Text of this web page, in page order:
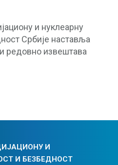
и нуклеарну
Србије наставља
редовно извештава
И
И БЕЗБЕДНОСТ